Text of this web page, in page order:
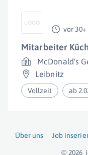
vor 30+
Mitarbeiter
McDonald's
Leibnitz
Vollzeit ab
Über uns Job
© 2026